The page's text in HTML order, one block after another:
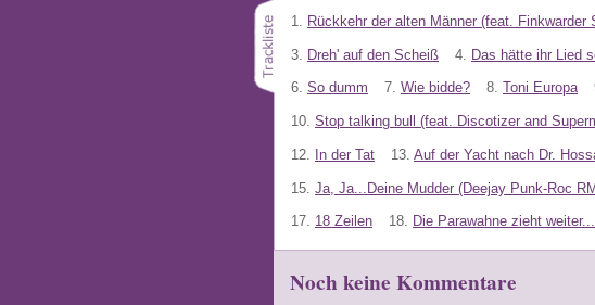
1. Rückkehr der alten Männer (feat. Finkwarder
3. Dreh' auf den Scheiß 4. Das hätte ihr Lied
6. So dumm 7. Wie bidde? 8. Toni Europa
10. Stop talking bull (feat. Discotizer and
12. In der Tat 13. Auf der Yacht nach Dr.
15. Ja, Ja...Deine Mudder (Deejay Punk-Roc
17. 18 Zeilen 18. Die Parawahne zieht weiter...
Noch keine Kommentare